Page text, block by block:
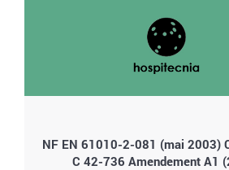
NF EN 61010-2-081 (mai 2003)
C 42-736 Amendement A1